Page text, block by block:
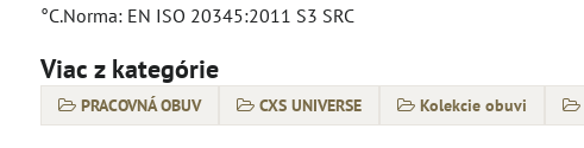
°C.Norma: EN ISO 20345:2011 S3 SRC
Viac z kategórie
PRACOVNÁ OBUV CXS UNIVERSE Kolekcie obuvi